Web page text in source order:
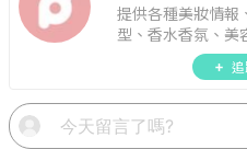
提供各種美妝情報
型、香水香氛、美
週年慶資訊。